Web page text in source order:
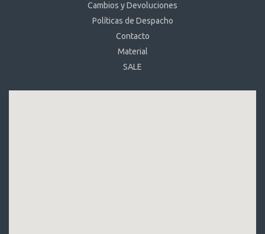
Cambios y Devoluciones
Políticas de Despacho
Contacto
Material
SALE